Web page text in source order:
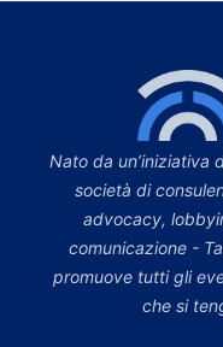
Nato da un’iniziativa
società di
advocacy,
comunicazione -
promuove tutti gli
che si